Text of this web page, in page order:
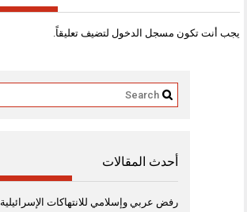
يجب أنت تكون مسجل الدخول لتضيف تعليقاً.
أحدث المقالات
رفض عربي وإسلامي للانتهاكات الإسرائيلية